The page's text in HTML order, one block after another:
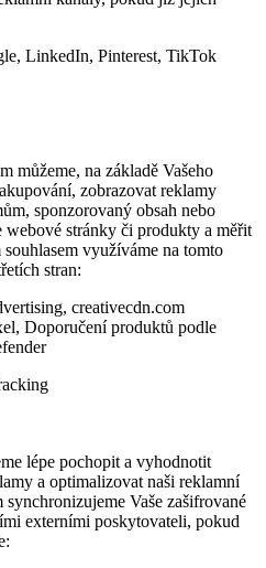
LinkedIn, Pinterest, TikTok
můžeme, na základě Vašeho
zobrazovat reklamy
sponzorovaný obsah nebo
webové stránky či produkty a měřit
využíváme na tomto
stran:
creativecdn.com
Doporučení produktů podle
lépe pochopit a vyhodnotit
a optimalizovat naši reklamní
Vaše zašifrované
externími poskytovateli, pokud